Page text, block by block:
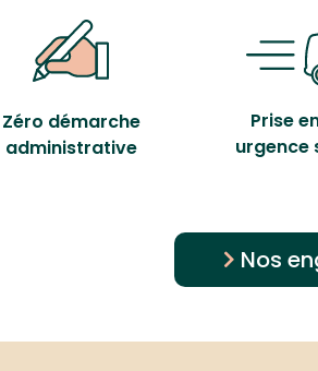
Zéro démarche
administrative
Prise
urgence
Nos